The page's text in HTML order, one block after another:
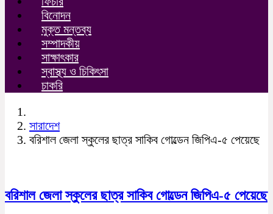
বিনোদন
মুক্ত মন্তব্য
সম্পাদকীয়
সাক্ষাৎকার
স্বাস্থ্য ও চিকিৎসা
চাকরি
সারাদেশ
বরিশাল জেলা স্কুলের ছাত্র সাকিব গোল্ডেন জিপিএ-৫ পেয়েছে
বরিশাল জেলা স্কুলের ছাত্র সাকিব গোল্ডেন জিপিএ-৫ পেয়েছে